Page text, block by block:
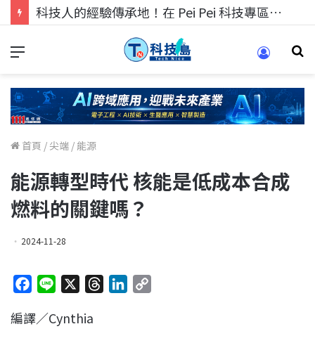
科技人的經驗傳承地！在 Pei Pei 科技專區，與學弟妹交流最硬核的技術
首頁 /尖端 / 能源
能源轉型時代 核能是低成本合成
燃料的關鍵嗎？
2024-11-28
c
n
編譯／Cynthia